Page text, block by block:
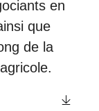
en
que
de la